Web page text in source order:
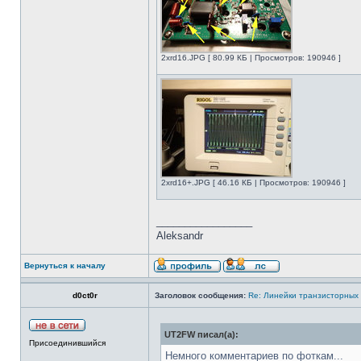
2xrd16.JPG [ 80.99 КБ | Просмотров: 190946 ]
2xrd16+.JPG [ 46.16 КБ | Просмотров: 190946 ]
Aleksandr
Вернуться к началу
d0ct0r Заголовок сообщения: Re: Линейки
Присоединившийся
UT2FW писал(а):
Немного комментариев по фоткам...